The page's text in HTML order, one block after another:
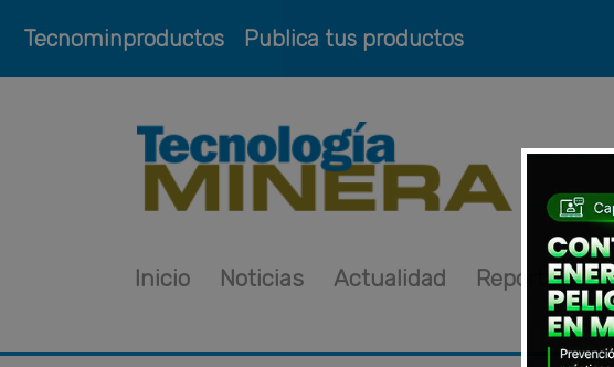
Tecnominproductos Publica tus productos
Inicio Noticias Actualidad Reportajes